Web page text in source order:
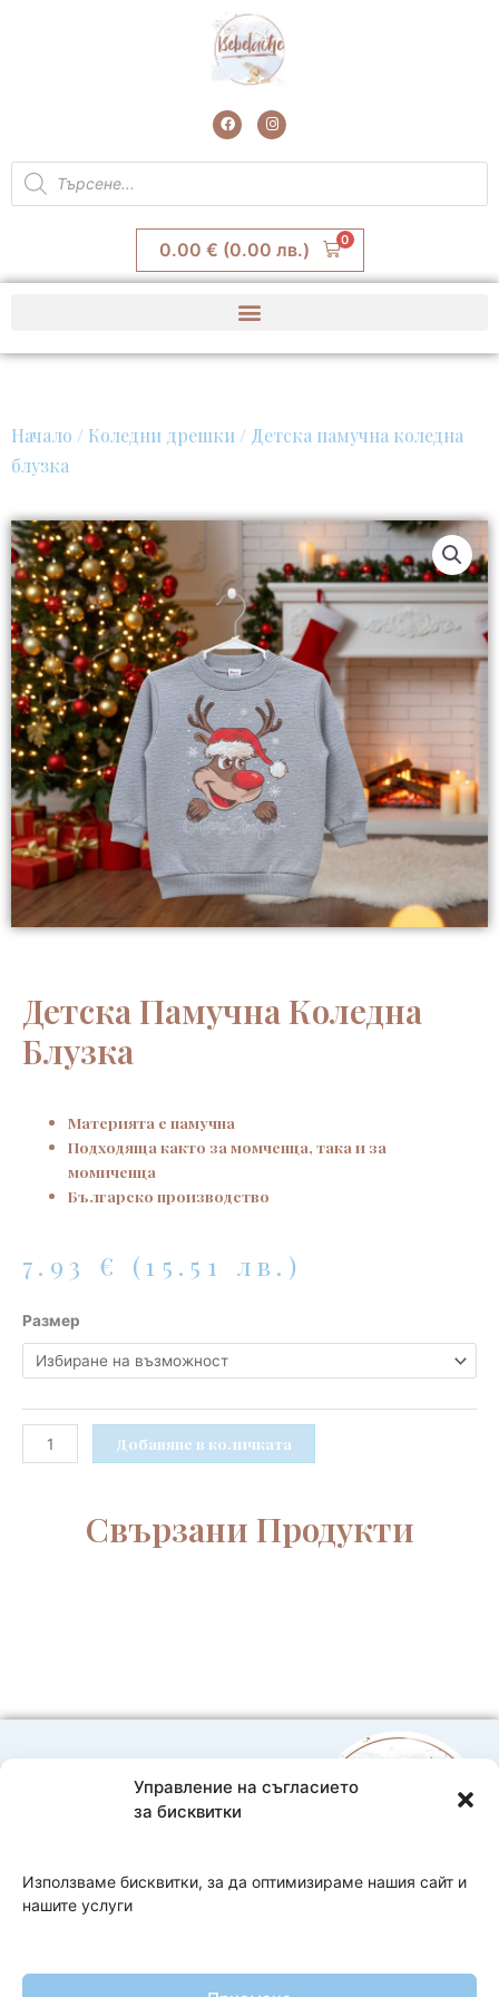
Управление на съгласието
за бисквитки
Използваме бисквитки, за да оптимизираме нашия сайт и
нашите услуги
F
a
c
e
o
I
n
s
t
r
m
Products
search
0.00 € (0.00 лв.) 0
Начало / Коледни дрешки / Детска памучна коледна
блузка
Детска Памучна Коледна
Блузка
Материята е памучна
Подходяща както за момченца, така и за
момиченца
Българско производство
7.93 € (15.51 лв.)
Размер
количество
за
Детска
коледна
блузка
Добавяне в количката
Свързани Продукти
0888593332
Bebelache@abv.bg